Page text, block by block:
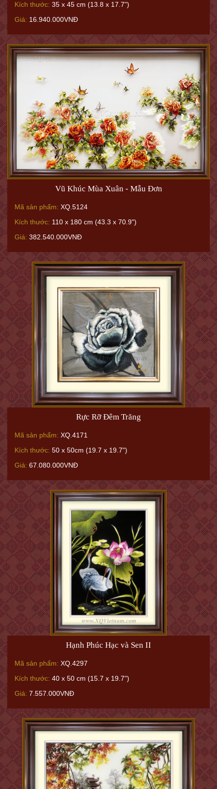
Kích thước: 35 x 45 cm (13.8 x 17.7")
Giá: 16.940.000VNĐ
Vũ Khúc Mùa Xuân - Mẫu Đơn
Mã sản phẩm: XQ.5124
Kích thước: 110 x 180 cm (43.3 x 70.9")
Giá: 382.540.000VNĐ
Rực Rỡ Đêm Trăng
Mã sản phẩm: XQ.4171
Kích thước: 50 x 50cm (19.7 x 19.7")
Giá: 67.080.000VNĐ
Hạnh Phúc Hạc và Sen II
Mã sản phẩm: XQ.4297
Kích thước: 40 x 50 cm (15.7 x 19.7")
Giá: 7.557.000VNĐ